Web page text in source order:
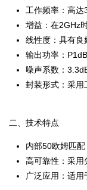
工作频率：高达
增益：在2GHz
线性度：具有良
输出功率：
噪声系数：
封装形式：采用
二、技术特点
内部50欧姆匹
高可靠性：采用
广泛应用：适